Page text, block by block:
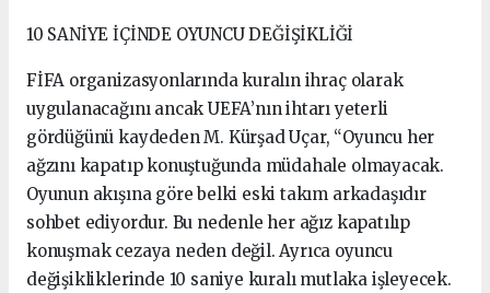
10 SANİYE İÇİNDE OYUNCU DEĞİŞİKLİĞİ
FİFA organizasyonlarında kuralın ihraç olarak
uygulanacağını ancak UEFA’nın ihtarı yeterli
gördüğünü kaydeden M. Kürşad Uçar, “Oyuncu her
ağzını kapatıp konuştuğunda müdahale olmayacak.
Oyunun akışına göre belki eski takım arkadaşıdır
sohbet ediyordur. Bu nedenle her ağız kapatılıp
konuşmak cezaya neden değil. Ayrıca oyuncu
değişikliklerinde 10 saniye kuralı mutlaka işleyecek.